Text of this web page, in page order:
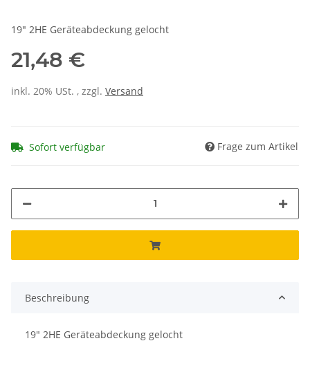
19" 2HE Geräteabdeckung gelocht
21,48 €
inkl. 20% USt. , zzgl. Versand
Sofort verfügbar Frage zum Artikel
Beschreibung
19" 2HE Geräteabdeckung gelocht